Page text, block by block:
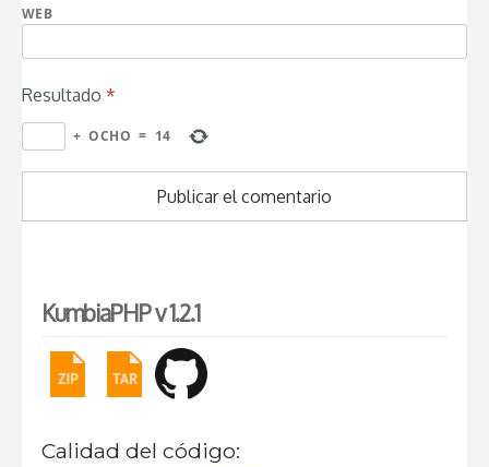
WEB
Resultado *
+ OCHO = 14
KumbiaPHP v 1.2.1
Calidad del código: